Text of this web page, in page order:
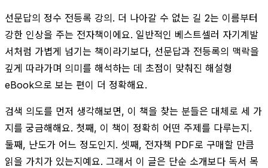
선문답의 정수 전등록 강의. 더 나아갈 수 없는 길 2는 이름부터
강한 인상을 주는 전자책이에요. 일반적인 베스트셀러 자기계발
서처럼 가볍게 넘기는 책이라기보다, 선문답과 전등록의 맥락을
깊게 따라가며 의미를 해석하는 데 초점이 맞춰진 해설형
eBook으로 보는 편이 더 정확해요.
검색 의도를 먼저 생각해보면, 이 책을 찾는 분들은 대체로 세 가
지를 궁금해해요. 첫째, 이 책이 정확히 어떤 주제를 다루는지.
둘째, 난도가 어느 정도인지. 셋째, 전자책 PDF로 구매할 만큼
읽을 가치가 있는지예요. 그래서 이 글은 단순 소개보다 독서 목